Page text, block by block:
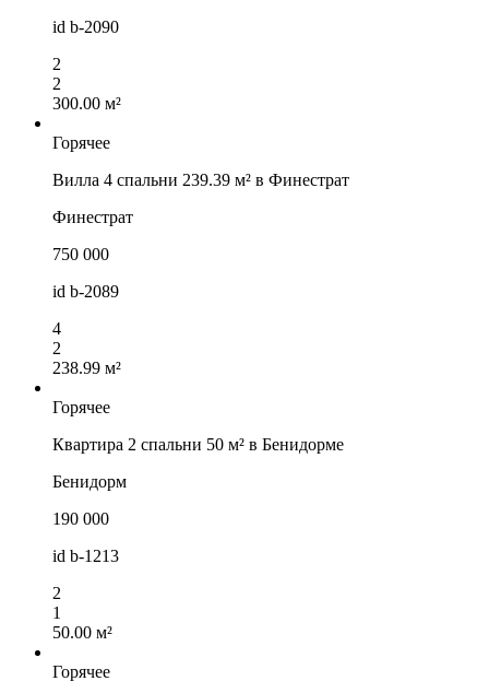
id b-2090
2
2
300.00 м²
Горячее
Вилла 4 спальни 239.39 м² в Финестрат
Финестрат
750 000
id b-2089
4
2
238.99 м²
Горячее
Квартира 2 спальни 50 м² в Бенидорме
Бенидорм
190 000
id b-1213
2
1
50.00 м²
Горячее